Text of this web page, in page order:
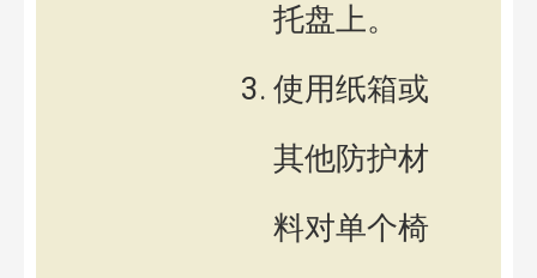
托盘上。
使用纸箱或
其他防护材
料对单个椅